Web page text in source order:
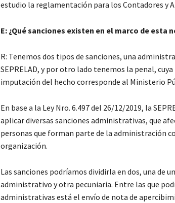
estudio la reglamentación para los Contadores y
E: ¿Qué sanciones existen en el marco de esta
R: Tenemos dos tipos de sanciones, una
SEPRELAD, y por otro lado tenemos la penal,
imputación del hecho corresponde al Ministerio
En base a la Ley Nro. 6.497 del 26/12/2019, la
aplicar diversas sanciones administrativas, que
personas que forman parte de la administración
organización.
Las sanciones podríamos dividirla en dos, una de
administrativo y otra pecuniaria. Entre las que
administrativas está el envío de nota de